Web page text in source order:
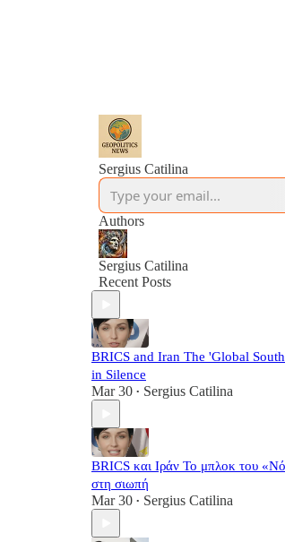
Sergius Catilina
Authors
Sergius Catilina
Recent Posts
BRICS and Iran The 'Global
in Silence
Mar 30 • Sergius Catilina
BRICS και Ιράν Το μπλοκ του
στη σιωπή
Mar 30 • Sergius Catilina